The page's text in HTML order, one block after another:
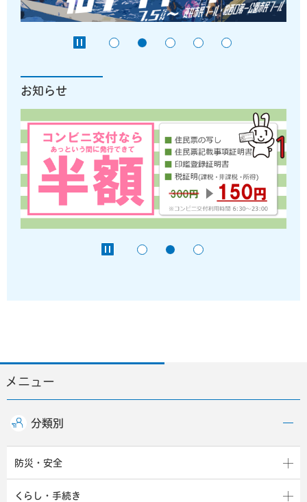
お知らせ
メニュー
分類別
防災・安全
くらし・手続き